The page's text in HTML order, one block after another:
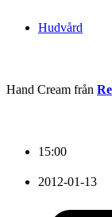
Hudvård
Hand Cream från
15:00
2012-01-13